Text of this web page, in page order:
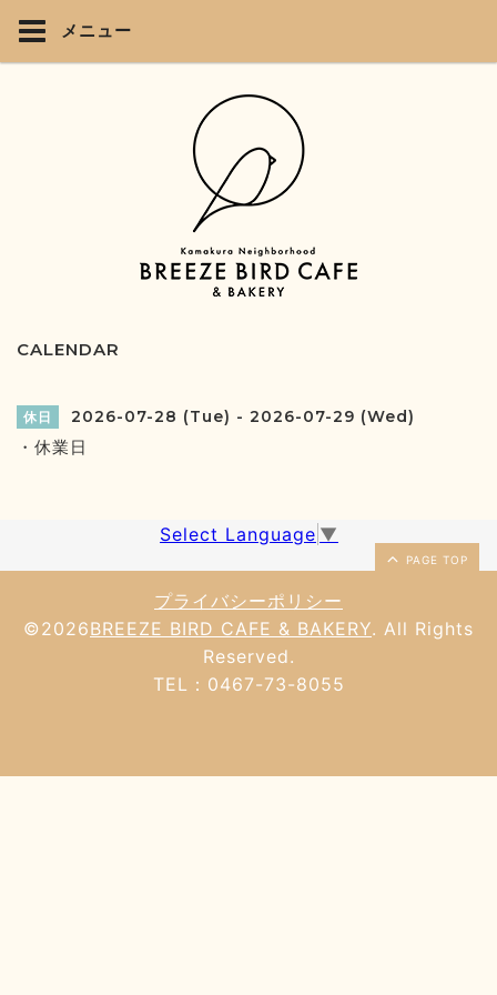
メニュー
CALENDAR
休日 2026-07-28 (Tue) - 2026-07-29 (Wed)
・休業日
Select Language ▼
PAGE TOP
プライバシーポリシー
©2026BREEZE BIRD CAFE & BAKERY. All Rights
Reserved.
TEL：0467-73-8055